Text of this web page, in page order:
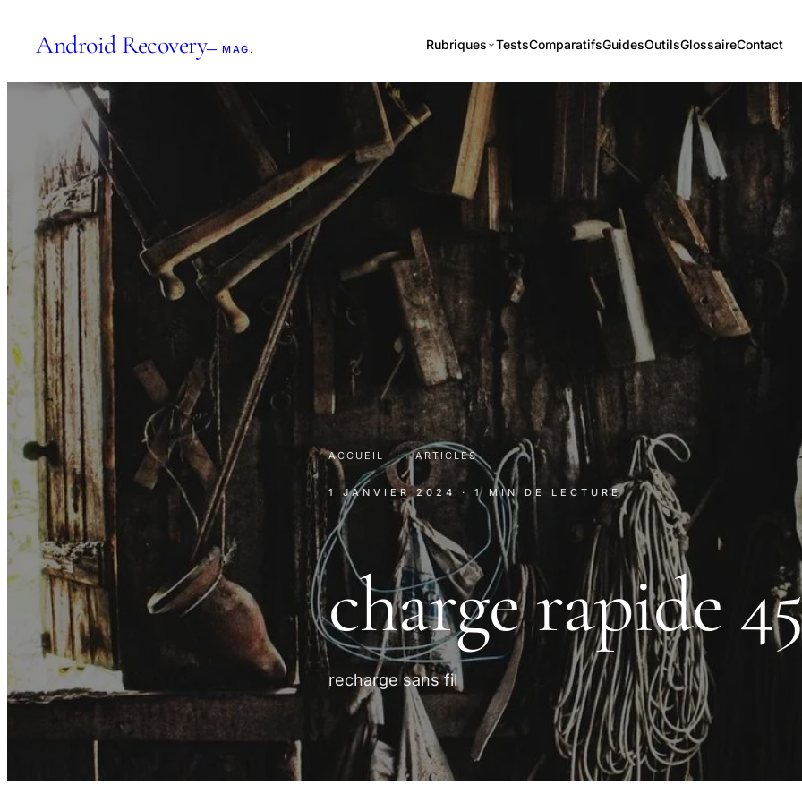
Android Recovery— MAG. Rubriques TestsComparatifsGuidesOutilsGlossaireContact
ACCUEIL · ARTICLES
1 JANVIER 2024 · 1 MIN DE LECTURE
charge rapide
recharge sans fil